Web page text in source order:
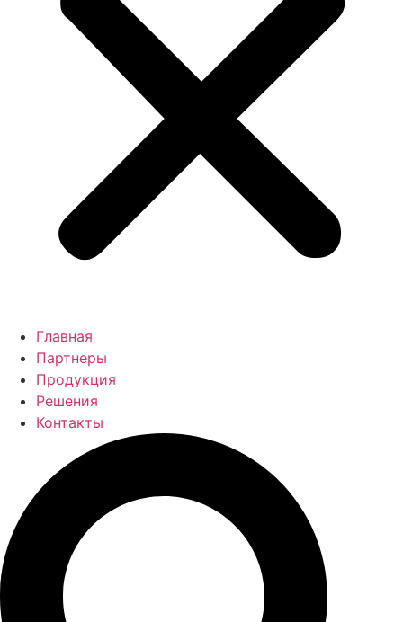
Главная
Партнеры
Продукция
Решения
Контакты